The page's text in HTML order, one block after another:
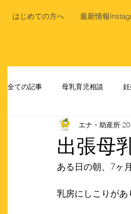
はじめての方へ 最新情報
全ての記事 母乳育児相談
出張母
エナ・助産所
ある日の朝、7ヶ
乳房にしこりがあ